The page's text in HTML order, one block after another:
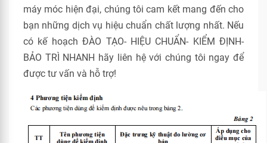
máy móc hiện đại, chúng tôi cam kết mang đến cho
bạn những dịch vụ hiệu chuẩn chất lượng nhất. Nếu
có kế hoạch ĐÀO TẠO- HIỆU CHUẨN- KIỂM ĐỊNH-
BẢO TRÌ NHANH hãy liên hệ với chúng tôi ngay để
được tư vấn và hỗ trợ!